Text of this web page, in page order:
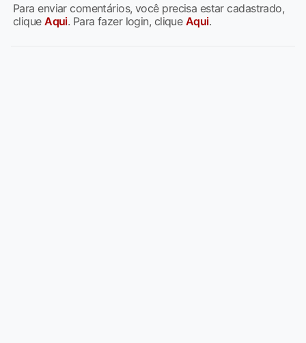
Para enviar comentários, você precisa estar cadastrado,
cliqueAqui. Para fazer login, clique Aqui.